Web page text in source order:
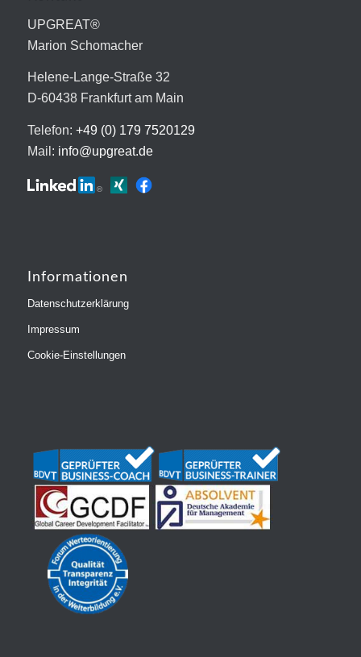
UPGREAT®
Marion Schomacher
Helene-Lange-Straße 32
D-60438 Frankfurt am Main
Telefon: +49 (0) 179 7520129
Mail: info@upgreat.de
Informationen
Datenschutzerklärung
Impressum
Cookie-Einstellungen